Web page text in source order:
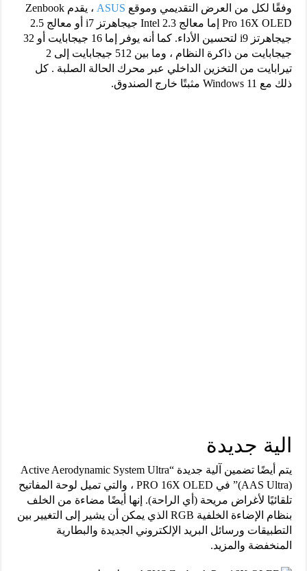
وفقًا لكل من العرض التقديمي وموقع ASUS
، يقدم Zenbook
Pro 16X OLED إما معالج Intel 2.3 جيجاهرتز i7 أو معالج 2.5
جيجاهرتز i9 لتحسين الأداء. كما أنه يوفر إما 16 جيجابايت أو 32
جيجابايت من ذاكرة النظام ، وما بين 512 جيجابايت إلى 2
تيرابايت من التخزين الداخلي عبر محرك الحالة الصلبة . كل
ذلك مع Windows 11 مثبتًا خارج الصندوق.
الية جديدة
يتم أيضًا تضمين آلية جديدة “Active Aerodynamic System Ultra
(AAS Ultra)” في PRO 16X OLED ، والتي تميل لوحة المفاتيح
تلقائيًا لأغراض مريحة (أي الراحة). إنها أيضًا مضاءة من الخلف
بنظام الإضاءة الخلفية RGB الذي يمكن أن يشير إلى التغيير بين
التطبيقات ورسائل البريد الإلكتروني الجديدة والبطارية
المنخفضة والمزيد.